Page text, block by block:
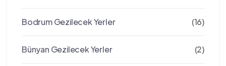
Bodrum Gezilecek Yerler (16)
Bünyan Gezilecek Yerler (2)